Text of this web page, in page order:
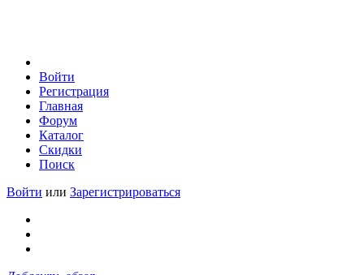
Войти
Регистрация
Главная
Форум
Каталог
Скидки
Поиск
Войти или Зарегистрироваться